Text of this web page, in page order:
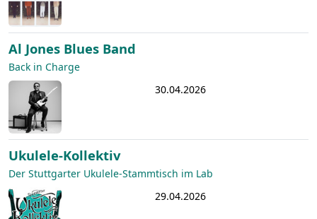
Al Jones Blues Band
Back in Charge
30.04.2026
Ukulele-Kollektiv
Der Stuttgarter Ukulele-Stammtisch im Lab
29.04.2026